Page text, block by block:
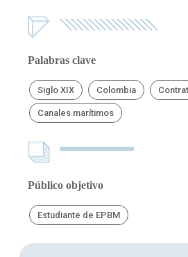
Palabras clave
Siglo XIX Colombia
Canales marítimos
Público objetivo
Estudiante de EPBM